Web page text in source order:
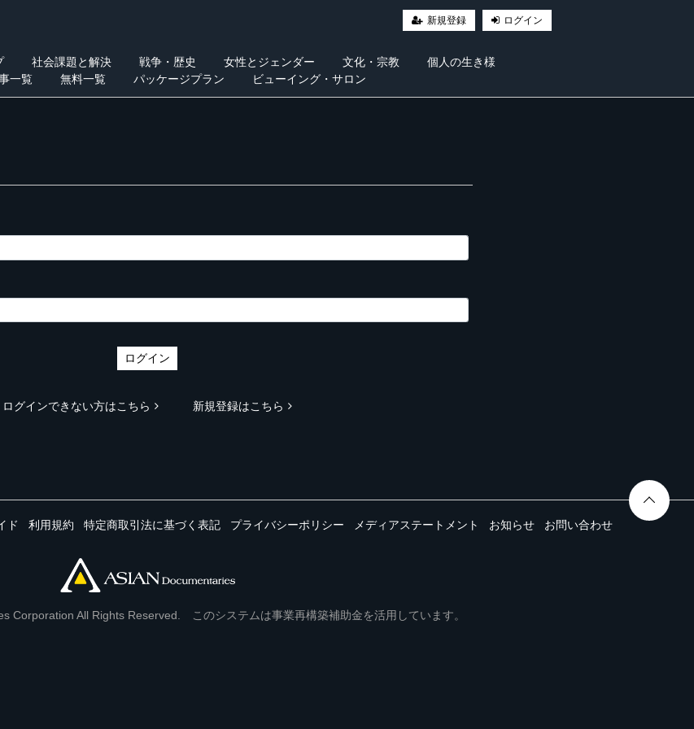
新規登録 ログイン
社会課題と解決 戦争・歴史 女性とジェンダー 文化・宗教
個人の生き様
一覧 無料一覧 パッケージプラン ビューイング・サロン
ログイン
ログインできない方はこちら 新規登録はこちら
ド 利用規約 特定商取引法に基づく表記 プライバシーポリシー メディアステートメント お知らせ お問い合わせ
Corporation All Rights Reserved. このシステムは事業再構築補助金を活用しています。